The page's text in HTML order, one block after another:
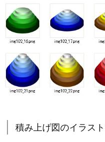
積み上げ図のイラス